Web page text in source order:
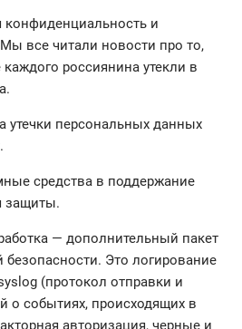
конфиденциальность и
все читали новости про то,
россиянина утекли в
утечки персональных данных
средства в поддержание
защиты.
— дополнительный пакет
Это логирование
(протокол отправки и
о событиях, происходящих в